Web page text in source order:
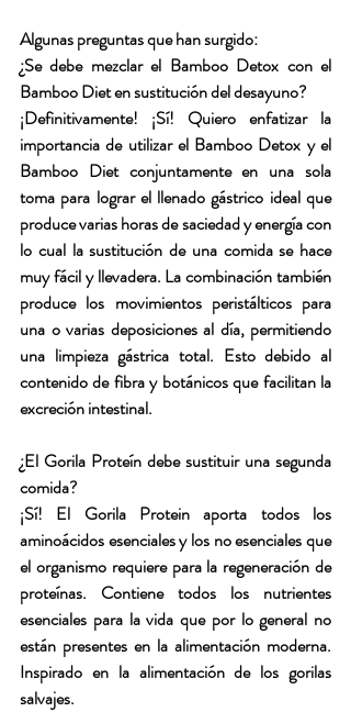
Algunas preguntas que han surgido:
¿Se debe mezclar el Bamboo Detox con el
Bamboo Diet en sustitución del desayuno?
¡Definitivamente! ¡Sí! Quiero enfatizar la
importancia de utilizar el Bamboo Detox y el
Bamboo Diet conjuntamente en una sola
toma para lograr el llenado gástrico ideal que
produce varias horas de saciedad y energía con
lo cual la sustitución de una comida se hace
muy fácil y llevadera. La combinación también
produce los movimientos peristálticos para
una o varias deposiciones al día, permitiendo
una limpieza gástrica total. Esto debido al
contenido de fibra y botánicos que facilitan la
excreción intestinal.
¿El Gorila Proteín debe sustituir una segunda
comida?
¡Sí! El Gorila Protein aporta todos los
aminoácidos esenciales y los no esenciales que
el organismo requiere para la regeneración de
proteínas. Contiene todos los nutrientes
esenciales para la vida que por lo general no
están presentes en la alimentación moderna.
Inspirado en la alimentación de los gorilas
salvajes.